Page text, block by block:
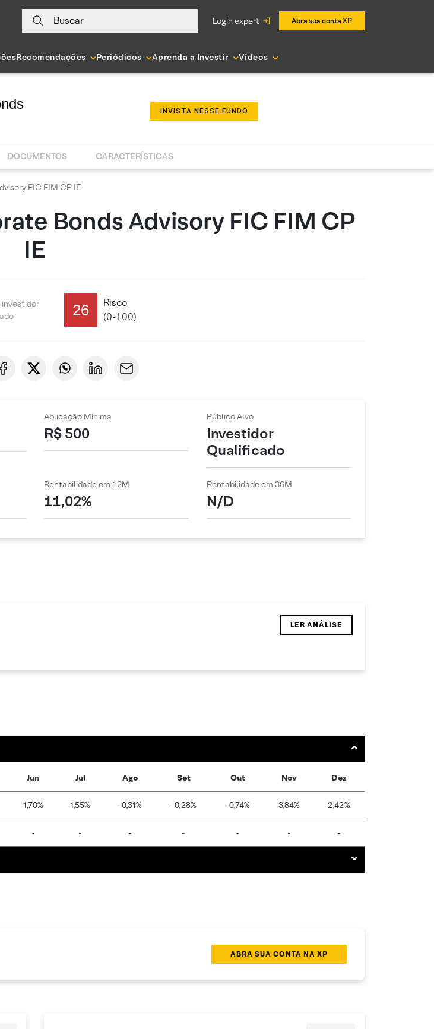
Buscar login expert Abra sua conta XP
Recomendações Periódicos Aprenda a Investir Vídeos
INVISTA NESSE FUNDO
DOCUMENTOS CARACTERÍSTICAS
FIC FIM CP IE
Bonds Advisory FIC FIM CP
IE
investidor
26
Risco
(0-100)
Aplicação Mínima
R$ 500
Público Alvo
Investidor
Qualificado
Rentabilidade em 12M
11,02%
Rentabilidade em 36M
N/D
LER ANÁLISE
Jun Jul Ago Set Out Nov Dez
1,70% 1,55% -0,31% -0,28% -0,74% 3,84% 2,42%
- - - - - - -
ABRA SUA CONTA NA XP